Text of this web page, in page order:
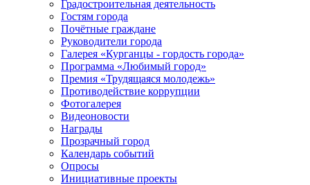
Градостроительная деятельность
Гостям города
Почётные граждане
Руководители города
Галерея «Курганцы - гордость города»
Программа «Любимый город»
Премия «Трудящаяся молодежь»
Противодействие коррупции
Фотогалерея
Видеоновости
Награды
Прозрачный город
Календарь событий
Опросы
Инициативные проекты